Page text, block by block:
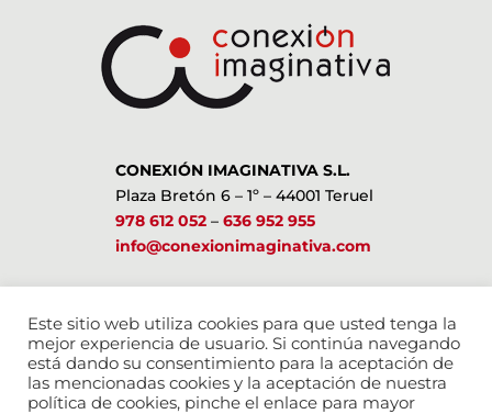
CONEXIÓN IMAGINATIVA S.L.
Plaza Bretón 6 – 1º – 44001 Teruel
978 612 052– 636 952 955
info@conexionimaginativa.com
Este sitio web utiliza cookies para que usted tenga la
mejor experiencia de usuario. Si continúa navegando
está dando su consentimiento para la aceptación de
las mencionadas cookies y la aceptación de nuestra
política de cookies, pinche el enlace para mayor